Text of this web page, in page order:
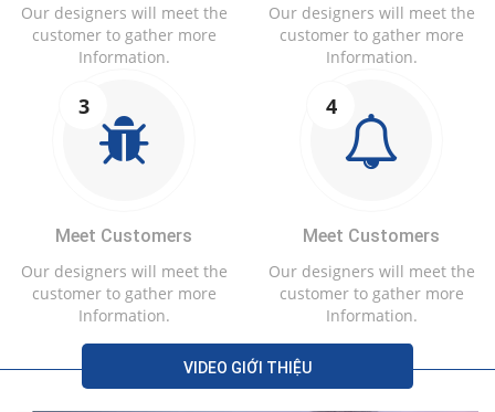
Our designers will meet the
customer to gather more
Information.
Our designers will meet the
customer to gather more
Information.
3
Meet Customers
Our designers will meet the
customer to gather more
Information.
4
Meet Customers
Our designers will meet the
customer to gather more
Information.
VIDEO GIỚI THIỆU